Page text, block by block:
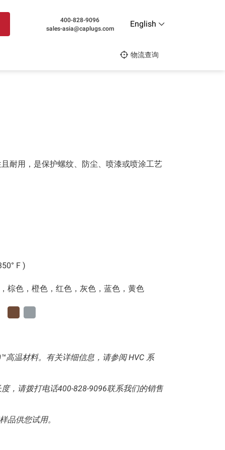
400-828-9096
sales-asia@caplugs.com
English
物流查询
耐用，是保护螺纹、防尘、喷漆或喷涂工艺
F )
棕色，橙色，红色，灰色，蓝色，黄色
高温材料。有关详细信息，请参阅 HVC 系
，请拨打电话400-828-9096联系我们的销售
品供您试用。